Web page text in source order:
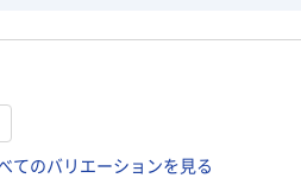
てのバリエーションを見る